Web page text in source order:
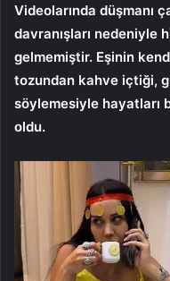
Videolarında düşmanı
davranışları nedeniyle
gelmemiştir. Eşinin
tozundan kahve içtiği,
söylemesiyle hayatları
oldu.